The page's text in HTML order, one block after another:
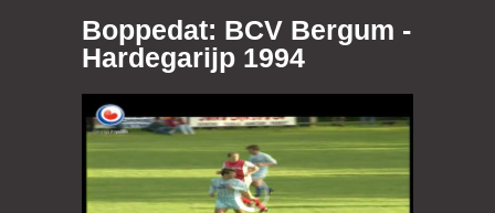
Boppedat: BCV Bergum -
Hardegarijp 1994